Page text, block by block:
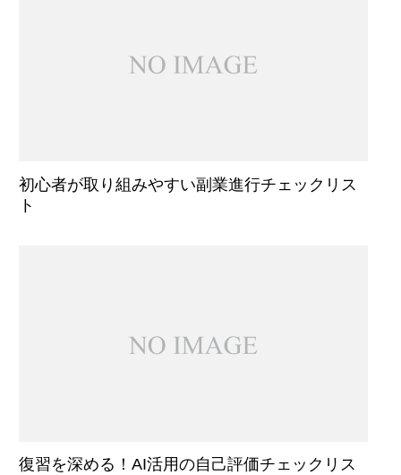
初心者が取り組みやすい副業進行チェックリス
ト
復習を深める！AI活用の自己評価チェックリス